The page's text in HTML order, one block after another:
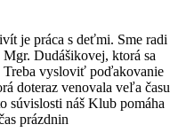
je práca s deťmi. Sme radi
Dudášikovej, ktorá sa
vysloviť poďakovanie
doteraz venovala veľa času
súvislosti náš Klub pomáha
prázdnin